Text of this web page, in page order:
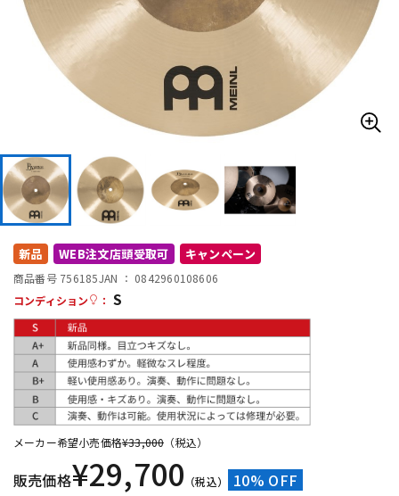
アンプ エフェクター
DTM
DTM オンライン納品 レコーディング機器
配信/ライブ機器
中古 ヴィンテージ
新品 WEB注文店頭受取可 キャンペーン
商品番号 756185JAN ： 0842960108606
コンディション
： S
メーカー希望小売価格¥33,000 （税込）
販売価格¥29,700 （税込） 10% OFF